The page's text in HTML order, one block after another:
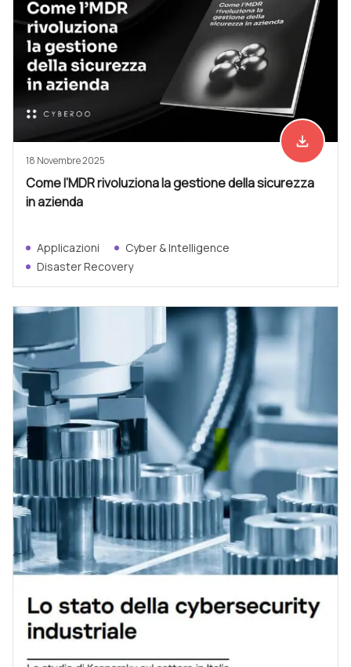
Scarica
file_download
18 Novembre 2025
Come l’MDR rivoluziona la gestione della sicurezza
in azienda
Applicazioni
Cyber & Intelligence
Disaster Recovery